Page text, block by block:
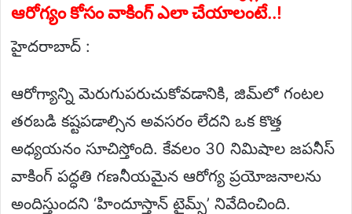
ఆరోగ్యం కోసం వాకింగ్ ఎలా చేయాలంటే..!
హైదరాబాద్ :
ఆరోగ్యాన్ని మెరుగుపరుచుకోవడానికి, జిమ్‌లో గంటల
తరబడి కష్టపడాల్సిన అవసరం లేదని ఒక కొత్త
అధ్యయనం సూచిస్తోంది. కేవలం 30 నిమిషాల జపనీస్
వాకింగ్ పద్ధతి గణనీయమైన ఆరోగ్య ప్రయోజనాలను
అందిస్తుందని ‘హిందూస్తాన్ టైమ్స్’ నివేదించింది.